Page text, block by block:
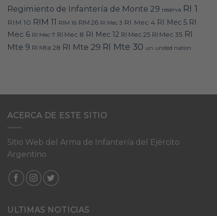
Regimiento de Infantería de Monte 29 reserva RI 1
RIM 10 RIM 11 RIM 16 RIM 26 RI Mec 3 RI Mec 4 RI Mec 5 RI
Mec 6 RI Mec 7 RI Mec 8 RI Mec 12 RI Mec 25 RI Mec 35 RI
Mte 9 RI Mte 28 RI Mte 29 RI Mte 30 un united nation
ACERCA DE ESTE SITIO
Sitio Web del Arma de Infantería del Ejército
Argentino
ULTIMAS NOTICIAS